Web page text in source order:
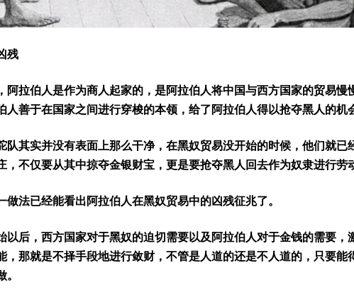
残
阿拉伯人是作为商人起家的，是阿拉伯人将中国与西方国家的贸易慢
人善于在国家之间进行穿梭的本领，给了阿拉伯人得以抢夺黑人的机
队其实并没有表面上那么干净，在黑奴贸易没开始的时候，他们就已
，不仅要从其中掠夺金银财宝，更是要抢夺黑人回去作为奴隶进行劳
做法已经能看出阿拉伯人在黑奴贸易中的凶残征兆了。
以后，西方国家对于黑奴的迫切需要以及阿拉伯人对于金钱的需要，
，那就是不择手段地进行敛财，不管是人道的还是不人道的，只要能